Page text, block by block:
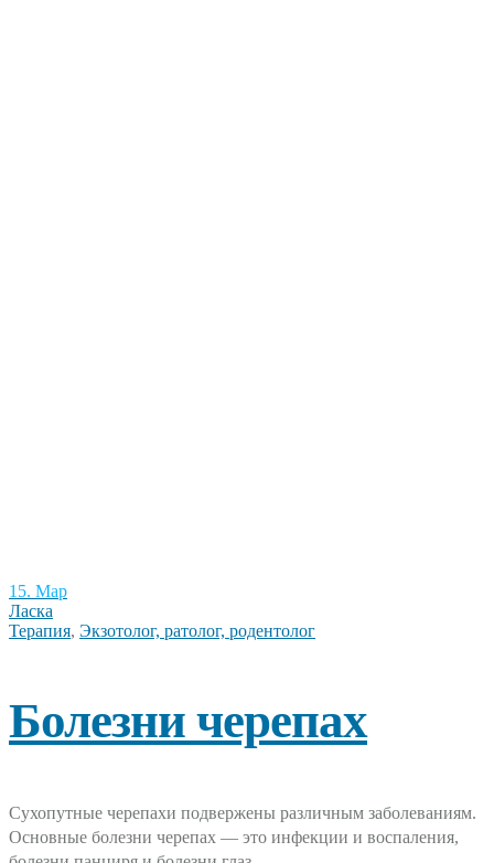
15. Мар
Ласка
Терапия, Экзотолог, ратолог, родентолог
Болезни черепах
Сухопутные черепахи подвержены различным заболеваниям.
Основные болезни черепах — это инфекции и воспаления,